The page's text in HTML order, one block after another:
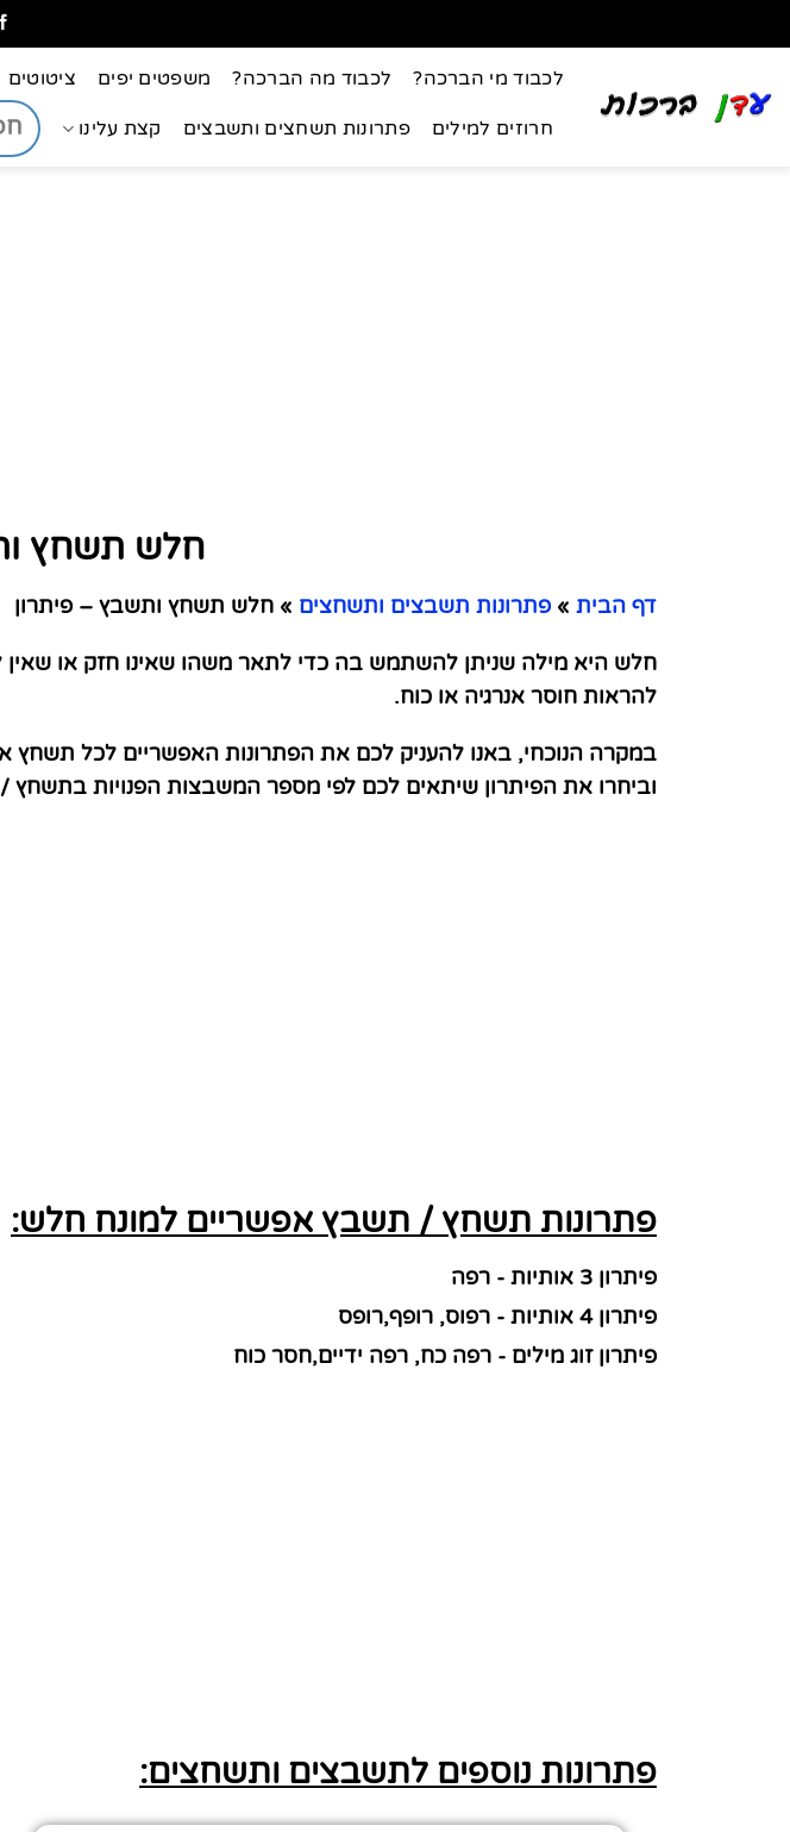
לכבוד מי הברכה? לכבוד מה הברכה? משפטים יפים ציטוטים
חרוזים למילים פתרונות תשחצים ותשבצים קצת עלינו
חלש תשחץ
דף הבית » פתרונות תשבצים ותשחצים » חלש תשחץ ותשבץ – פיתרון
חלש היא מילה שניתן להשתמש בה כדי לתאר משהו שאינו חזק או
להראות חוסר אנרגיה או כוח.
במקרה הנוכחי, באנו להעניק לכם את הפתרונות האפשריים לכל
וביחרו את הפיתרון שיתאים לכם לפי מספר המשבצות הפנויות
פתרונות תשחץ / תשבץ אפשריים למונח חלש:
פיתרון 3 אותיות - רפה
פיתרון 4 אותיות - רפוס, רופף,רופס
פיתרון זוג מילים - רפה כח, רפה ידיים,חסר כוח
פתרונות נוספים לתשבצים ותשחצים: